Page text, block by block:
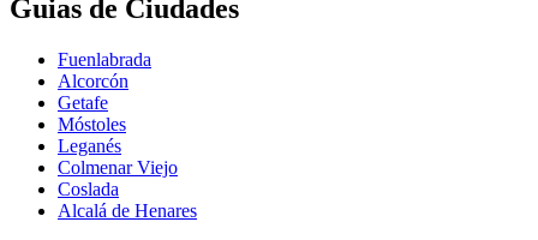
Guias de Ciudades
Fuenlabrada
Alcorcón
Getafe
Móstoles
Leganés
Colmenar Viejo
Coslada
Alcalá de Henares